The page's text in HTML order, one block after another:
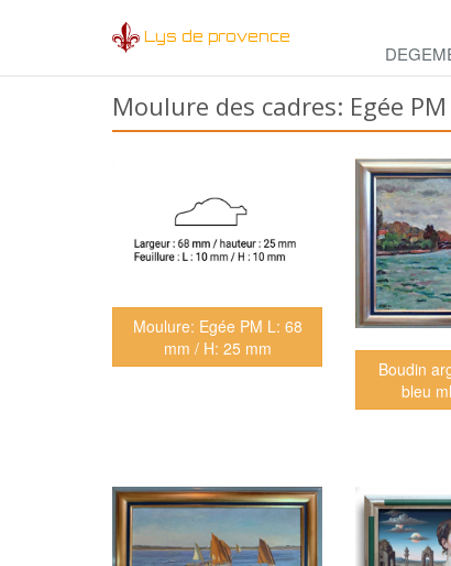
Lys de provence
Moulure des cadres: Egée
Moulure: Egée PM L: 68
mm / H: 25 mm
Boudin
bleu